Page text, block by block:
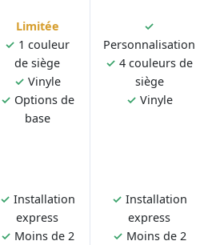
Limitée
✓ 1 couleur
de siège
✓ Vinyle
✓ Options de
base
✓
Personnalisation
✓ 4 couleurs de
siège
✓ Vinyle
✓ Installation
express
✓ Moins de 2
✓ Installation
express
✓ Moins de 2